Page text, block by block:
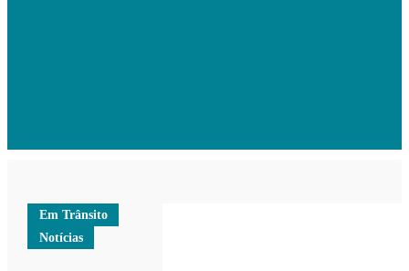
Em Trânsito
Notícias